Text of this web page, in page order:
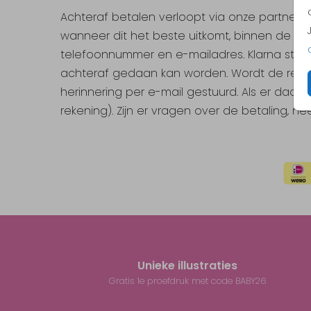
Achteraf betalen verloopt via onze partner
wanneer dit het beste uitkomt, binnen de
telefoonnummer en e-mailadres. Klarna
achteraf gedaan kan worden. Wordt de
herinnering per e-mail gestuurd. Als er
rekening). Zijn er vragen over de betaling,
Unieke illustraties
Gratis 1e proefdruk met code BABY26